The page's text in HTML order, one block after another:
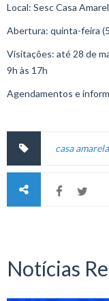
Local: Sesc Casa
Abertura: quinta-feira
Visitações: até 28 de
9h às 17h
Agendamentos e
casa amarela
Notícias